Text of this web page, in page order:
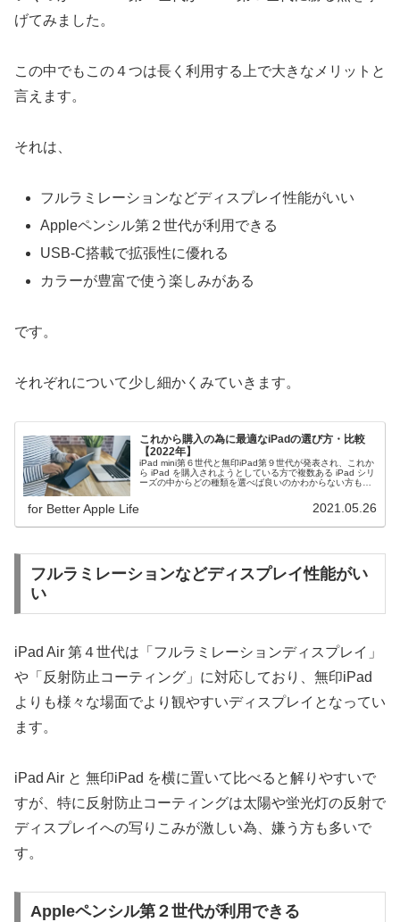
げてみました。
この中でもこの４つは長く利用する上で大きなメリットと
言えます。
それは、
フルラミレーションなどディスプレイ性能がいい
Appleペンシル第２世代が利用できる
USB-C搭載で拡張性に優れる
カラーが豊富で使う楽しみがある
です。
それぞれについて少し細かくみていきます。
これから購入の為に最適なiPadの選び方・比較
【2022年】
iPad mini第６世代と無印iPad第９世代が発表され、これか
ら iPad を購入されようとしている方で複数ある iPad シリ
ーズの中からどの種類を選べば良いのかわからない方も多
iPadを選べばいいかを解説しますので、購入時の参考にし
for Better Apple Life 2021.05.26
フルラミレーションなどディスプレイ性能がい
い
iPad Air 第４世代は「フルラミレーションディスプレイ」
や「反射防止コーティング」に対応しており、無印iPad
よりも様々な場面でより観やすいディスプレイとなってい
ます。
iPad Air と 無印iPad を横に置いて比べると解りやすいで
すが、特に反射防止コーティングは太陽や蛍光灯の反射で
ディスプレイへの写りこみが激しい為、嫌う方も多いで
す。
Appleペンシル第２世代が利用できる